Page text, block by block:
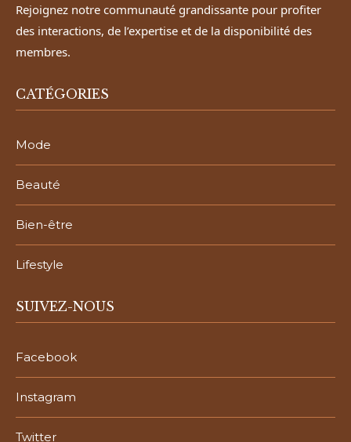
Rejoignez notre communauté grandissante pour profiter
des interactions, de l’expertise et de la disponibilité des
membres.
CATÉGORIES
Mode
Beauté
Bien-être
Lifestyle
SUIVEZ-NOUS
Facebook
Instagram
Twitter